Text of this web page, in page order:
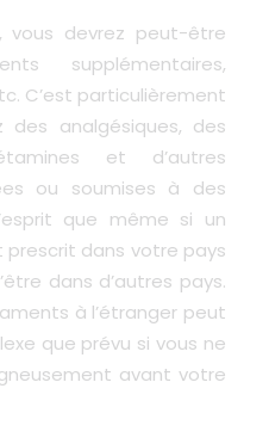
vous devrez peut-être
supplémentaires,
C’est particulièrement
analgésiques, des
et d’autres
ou soumises à des
que même si un
dans votre pays
dans d’autres pays.
à l’étranger peut
que prévu si vous ne
avant votre